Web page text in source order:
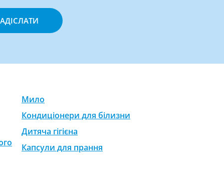
Мило
Кондиціонери для білизни
Дитяча гігієна
Капсули для прання